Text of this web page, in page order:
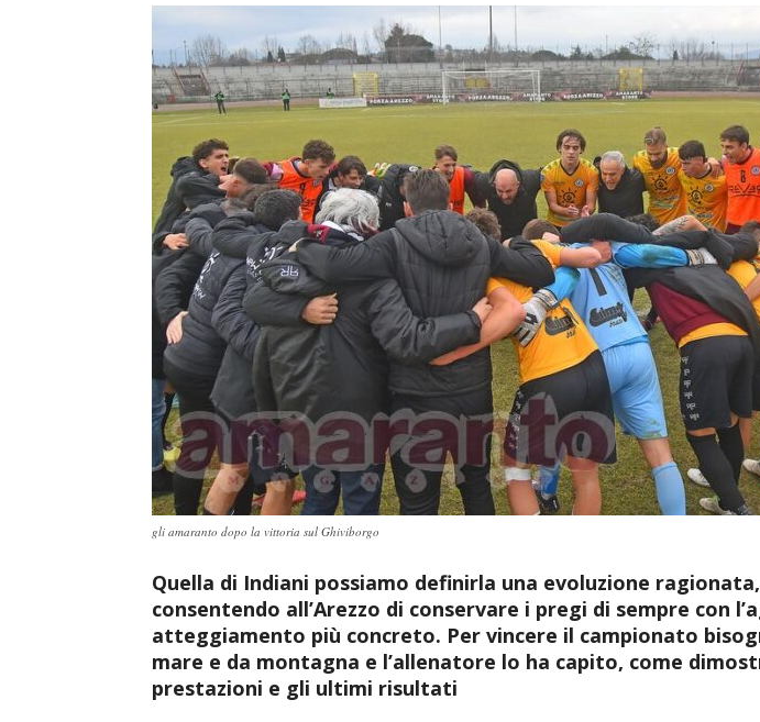
gli amaranto dopo la vittoria sul Ghiviborgo
Quella di Indiani possiamo definirla una evoluzione
consentendo all’Arezzo di conservare i pregi di sempre con
atteggiamento più concreto. Per vincere il campionato
mare e da montagna e l’allenatore lo ha capito, come
prestazioni e gli ultimi risultati